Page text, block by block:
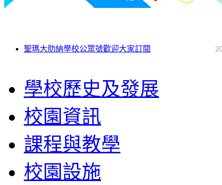
聖瑪大肋納學校公眾號歡迎大家訂閱
學校歷史及發展
校園資訊
課程與教學
校園設施